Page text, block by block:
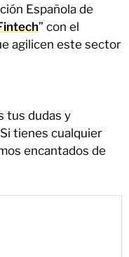
Española de
” con el
agilicen este sector
tus dudas y
tienes cualquier
encantados de